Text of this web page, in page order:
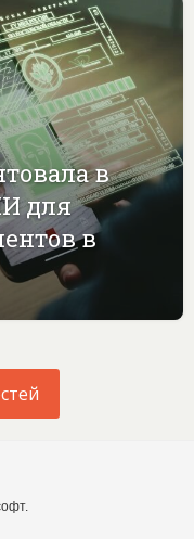
в
для
в